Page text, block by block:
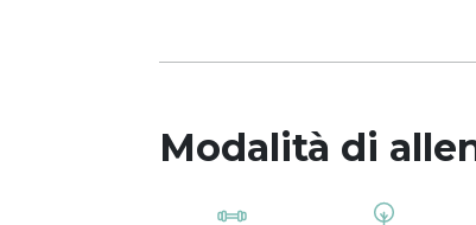
Modalità di